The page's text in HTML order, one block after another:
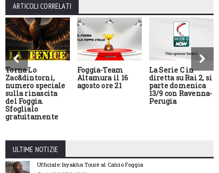
ARTICOLI CORRELATI
Torna Lo
Zac&dintorni,
numero speciale
sulla rinascita
del Foggia.
Sfoglialo
gratuitamente
Foggia-Team
Altamura il 16
agosto ore 21
La Serie C in
diretta su Rai 2, si
parte domenica
13/9 con Ravenna-
Perugia
ULTIME NOTIZIE
Ufficiale: Isyakha Tourè al Calcio Foggia